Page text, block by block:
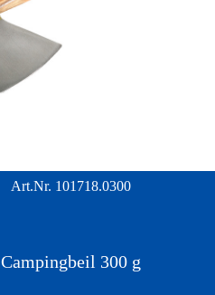
Art.Nr. 101718.0300
Campingbeil 300 g